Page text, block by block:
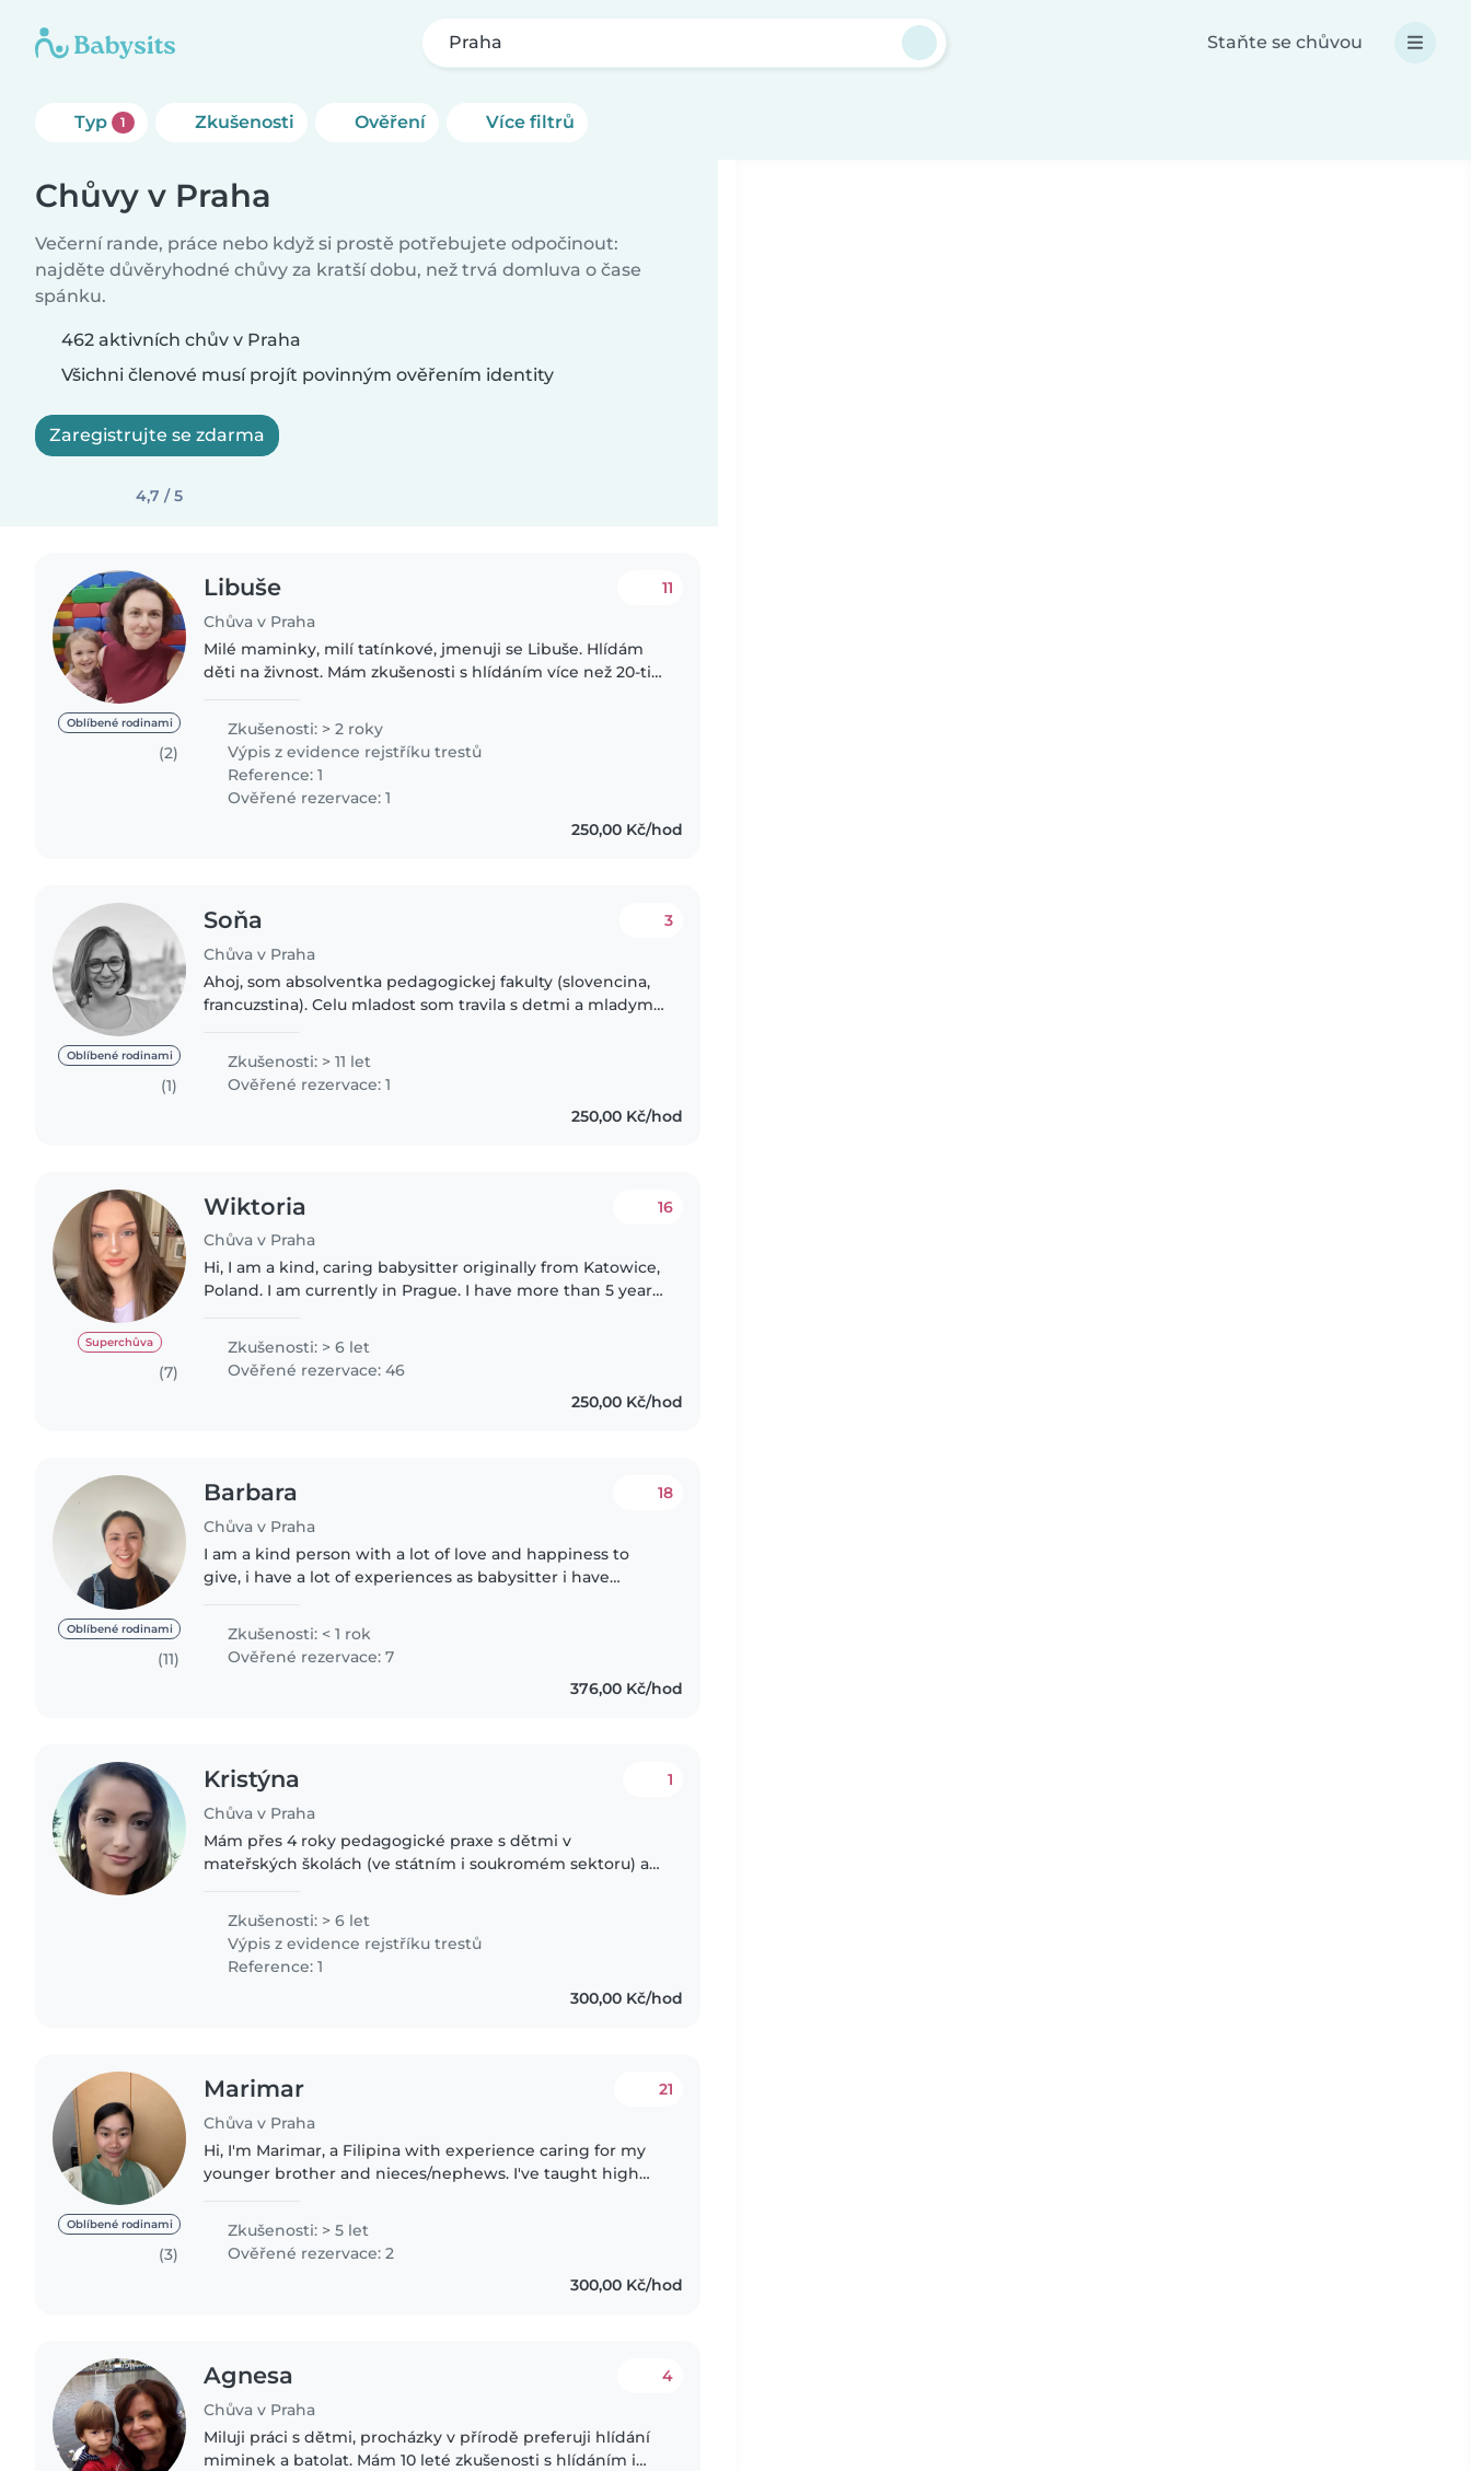
Praha Staňte se chůvou
Typ 1 Zkušenosti Ověření Více filtrů
Chůvy v Praha
Večerní rande, práce nebo když si prostě potřebujete odpočinout:
najděte důvěryhodné chůvy za kratší dobu, než trvá domluva o čase
spánku.
462 aktivních chův v Praha
Všichni členové musí projít povinným ověřením identity
Zaregistrujte se zdarma
4,7 / 5
Oblíbené rodinami
(2)
Libuše
Chůva v Praha
11
Milé maminky, milí tatínkové, jmenuji se Libuše. Hlídám
děti na živnost. Mám zkušenosti s hlídáním více než 20-ti
hlídala s..
Zkušenosti: > 2 roky
Výpis z evidence rejstříku trestů
Reference: 1
Ověřené rezervace: 1
250,00 Kč/hod
Oblíbené rodinami
(1)
Soňa
Chůva v Praha
3
Ahoj, som absolventka pedagogickej fakulty (slovencina,
francuzstina). Celu mladost som travila s detmi a mladymi
Zkušenosti: > 11 let
Ověřené rezervace: 1
250,00 Kč/hod
Superchůva
(7)
Wiktoria
Chůva v Praha
16
Hi, I am a kind, caring babysitter originally from Katowice,
Poland. I am currently in Prague. I have more than 5 years
going..
Zkušenosti: > 6 let
Ověřené rezervace: 46
250,00 Kč/hod
Oblíbené rodinami
(11)
Barbara
Chůva v Praha
18
I am a kind person with a lot of love and happiness to
give, i have a lot of experiences as babysitter i have
read a lot of..
Zkušenosti: < 1 rok
Ověřené rezervace: 7
376,00 Kč/hod
Kristýna
Chůva v Praha
1
Mám přes 4 roky pedagogické praxe s dětmi v
mateřských školách (ve státním i soukromém sektoru) a
pečující osoba DS, asistentka..
Zkušenosti: > 6 let
Výpis z evidence rejstříku trestů
Reference: 1
300,00 Kč/hod
Oblíbené rodinami
(3)
Marimar
Chůva v Praha
21
Hi, I'm Marimar, a Filipina with experience caring for my
younger brother and nieces/nephews. I've taught high
joy to your..
Zkušenosti: > 5 let
Ověřené rezervace: 2
300,00 Kč/hod
Agnesa
Chůva v Praha
4
Miluji práci s dětmi, procházky v přírodě preferuji hlídání
miminek a batolat. Mám 10 leté zkušenosti s hlídáním i